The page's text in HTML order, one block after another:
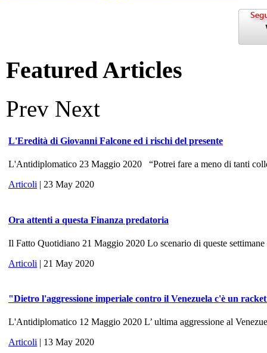
Featured Articles
Prev Next
L'Eredità di Giovanni Falcone ed i rischi del presente
L'Antidiplomatico 23 Maggio 2020 “Potrei fare a meno di tanti
Articoli | 23 May 2020
Ora attenti a questa Finanza predatoria
Il Fatto Quotidiano 21 Maggio 2020 Lo scenario di queste
Articoli | 21 May 2020
"Dietro l'aggressione imperiale contro il Venezuela c'è un
L'Antidiplomatico 12 Maggio 2020 L’ ultima aggressione al
Articoli | 13 May 2020